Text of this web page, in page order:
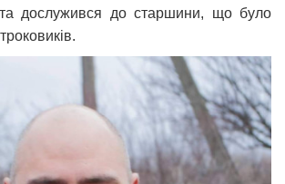
дослужився до старшини, що було